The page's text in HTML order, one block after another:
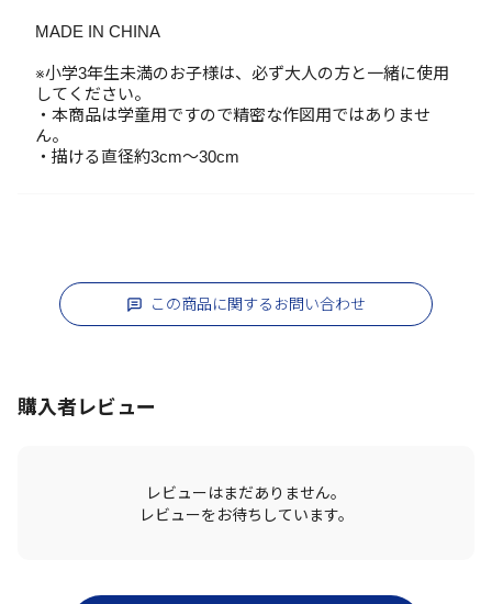
MADE IN CHINA
※小学3年生未満のお子様は、必ず大人の方と一緒に使用
してください。
・本商品は学童用ですので精密な作図用ではありませ
ん。
・描ける直径約3cm～30cm
この商品に関するお問い合わせ
購入者レビュー
レビューはまだありません。
レビューをお待ちしています。